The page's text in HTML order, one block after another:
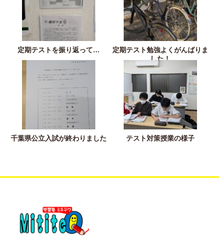
定期テストを振り返って…
定期テスト勉強よくがんばりま
した！
千葉県公立入試が終わりました テスト対策授業の様子